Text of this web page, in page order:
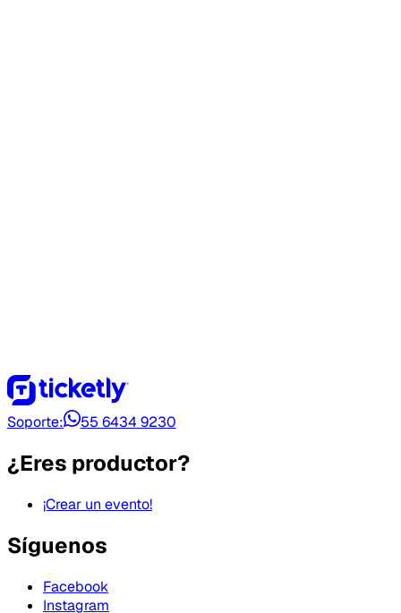
Soporte: 55 6434 9230
¿Eres productor?
¡Crear un evento!
Síguenos
Facebook
Instagram